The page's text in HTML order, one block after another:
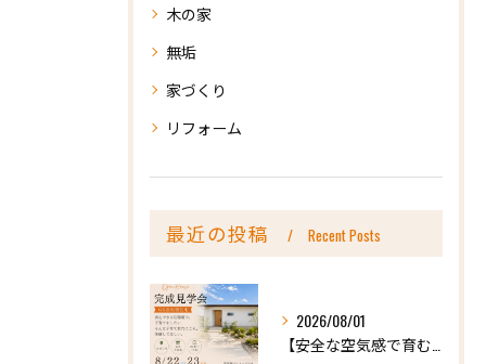
木の家
無垢
家づくり
リフォーム
最近の投稿 Recent Posts
2026/08/01
【安全な空気感で育む、天然木の家ー完成内見会】